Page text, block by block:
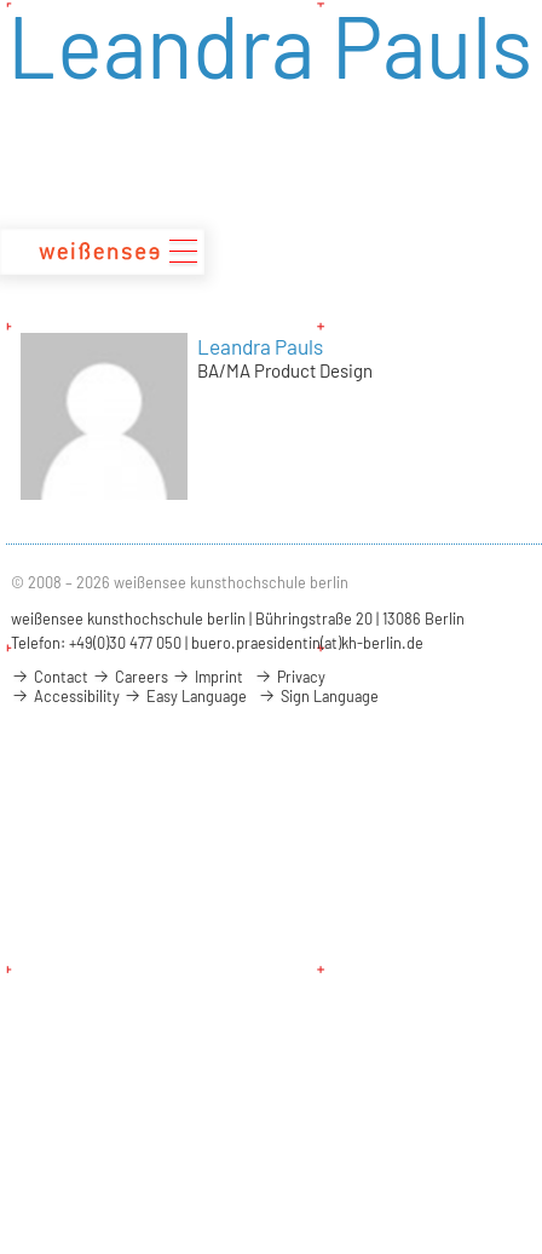
zumLeandra Pauls
Leandra Pauls
BA/MA Product Design
© 2008 – 2026 weißensee kunsthochschule berlin
weißensee kunsthochschule berlin | Bühringstraße 20 | 13086 Berlin
Telefon: +49(0)30 477 050 | buero.praesidentin(at)kh-berlin.de
Contact
Careers Imprint
Privacy
Accessibility
Easy Language Sign Language